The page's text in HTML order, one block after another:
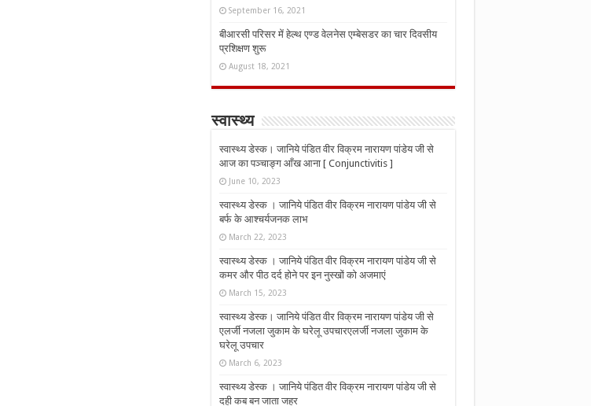
September 16, 2021
बीआरसी परिसर में हेल्थ एण्ड वेलनेस एम्बेसडर का चार दिवसीय
प्रशिक्षण शुरू
August 18, 2021
स्वास्थ्य
स्वास्थ्य डेस्क। जानिये पंडित वीर विक्रम नारायण पांडेय जी से
आज का पञ्चाङ्ग आँख आना [ Conjunctivitis ]
June 10, 2023
स्वास्थ्य डेस्क । जानिये पंडित वीर विक्रम नारायण पांडेय जी से
बर्फ के आश्चर्यजनक लाभ
March 22, 2023
स्वास्थ्य डेस्क । जानिये पंडित वीर विक्रम नारायण पांडेय जी से
कमर और पीठ दर्द होने पर इन नुस्‍खों को अजमाएं
March 15, 2023
स्वास्थ्य डेस्क। जानिये पंडित वीर विक्रम नारायण पांडेय जी से
एलर्जी नजला जुकाम के घरेलू उपचारएलर्जी नजला जुकाम के
घरेलू उपचार
March 6, 2023
स्वास्थ्य डेस्क । जानिये पंडित वीर विक्रम नारायण पांडेय जी से
दही कब बन जाता जहर